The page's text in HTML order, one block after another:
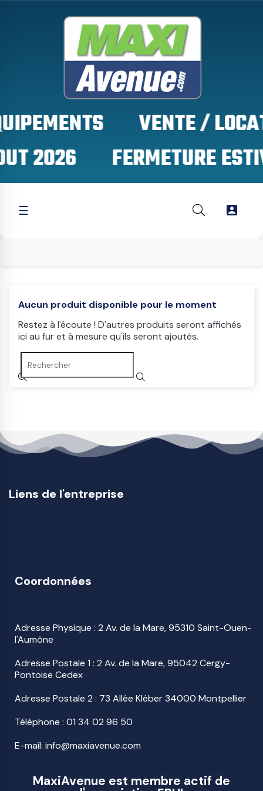
2026
☰ 
Aucun produit disponible pour le moment
Restez à l'écoute ! D'autres produits seront affichés
ici au fur et à mesure qu'ils seront ajoutés.
Liens de l'entreprise
Coordonnées
Adresse Physique : 2 Av. de la Mare, 95310 Saint-Ouen-
l'Aumône
Adresse Postale 1 : 2 Av. de la Mare, 95042 Cergy-
Pontoise Cedex
Adresse Postale 2 : 73 Allée Kléber 34000 Montpellier
Téléphone : 01 34 02 96 50
E-mail: info@maxiavenue.com
MaxiAvenue est membre actif de